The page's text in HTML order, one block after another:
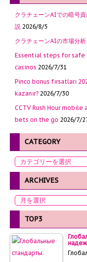
クラチェーンAIでの暗号
説 2026/8/5
クラチェーンAIの市場分
Essential steps for
casinos 2026/7/31
Pinco bonus fırsatları
kazanır? 2026/7/30
CCTV Rush Hour
bets on the go 2026/7/
CATEGORY
ARCHIVES
TOP3